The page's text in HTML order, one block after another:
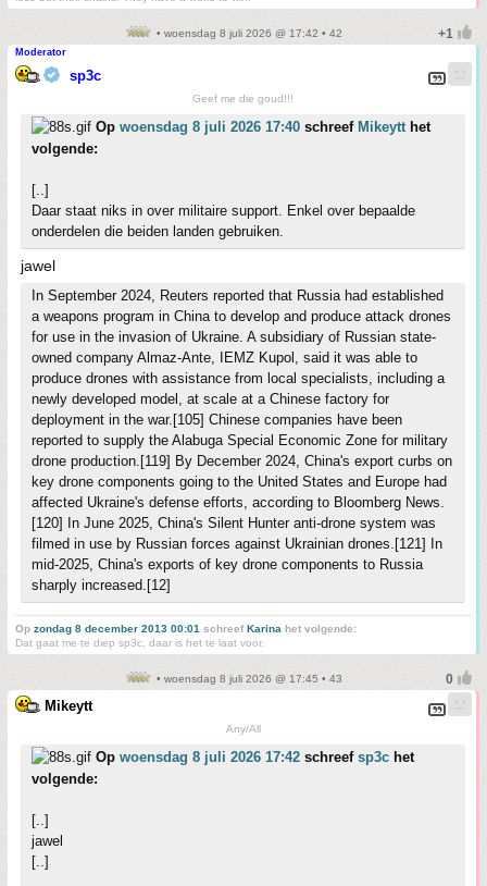
• woensdag 8 juli 2026 @ 17:42 • 42
Moderator
sp3c
Geef me die goud!!!
Op woensdag 8 juli 2026 17:40 schreef Mikeytthet
volgende:
[..]
Daar staat niks in over militaire support. Enkel over bepaalde
onderdelen die beiden landen gebruiken.
jawel
In September 2024, Reuters reported that Russia had established
a weapons program in China to develop and produce attack drones
for use in the invasion of Ukraine. A subsidiary of Russian state-
owned company Almaz-Ante, IEMZ Kupol, said it was able to
produce drones with assistance from local specialists, including a
newly developed model, at scale at a Chinese factory for
deployment in the war.[105] Chinese companies have been
reported to supply the Alabuga Special Economic Zone for military
drone production.[119] By December 2024, China's export curbs on
key drone components going to the United States and Europe had
affected Ukraine's defense efforts, according to Bloomberg News.
[120] In June 2025, China's Silent Hunter anti-drone system was
filmed in use by Russian forces against Ukrainian drones.[121] In
mid-2025, China's exports of key drone components to Russia
sharply increased.[12]
Op zondag 8 december 2013 00:01 schreefKarina het volgende:
Dat gaat me te diep sp3c, daar is het te laat voor.
• woensdag 8 juli 2026 @ 17:45 • 43
Mikeytt
Any/All
Op woensdag 8 juli 2026 17:42 schreef sp3c het
volgende:
[..]
jawel
[..]